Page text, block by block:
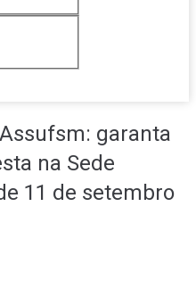
garanta
na Sede
11 de setembro